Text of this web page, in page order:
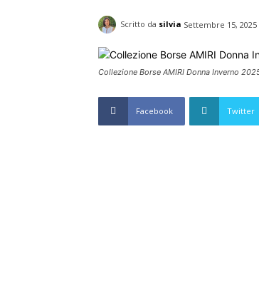
Scritto da silvia Settembre 15, 2025
Collezione Borse AMIRI Donna Inverno
Facebook Twitter